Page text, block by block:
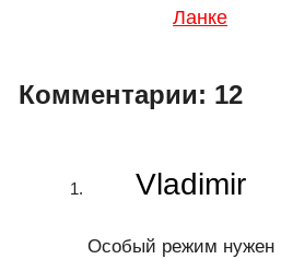
Ланке
Комментарии: 12
Vladimir
Особый режим нужен